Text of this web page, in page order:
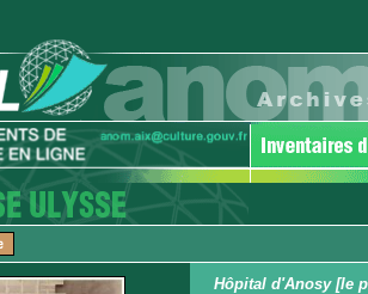
Hôpital d'Anosy [le